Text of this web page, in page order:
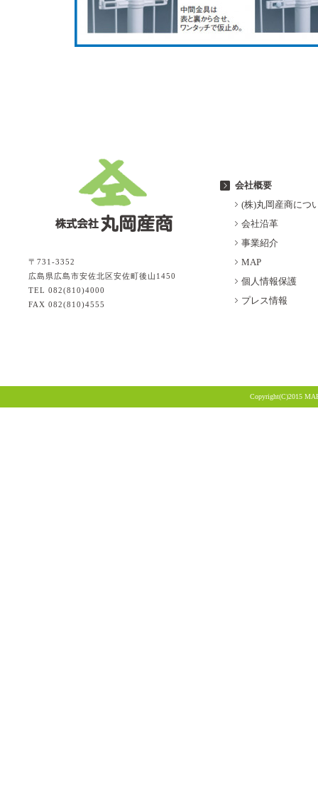
〒731-3352
広島県広島市安佐北区安佐町後山1450
TEL 082(810)4000
FAX 082(810)4555
会社概要
(株)丸岡産商につ
会社沿革
事業紹介
MAP
個人情報保護
プレス情報
Copyright(C)2015